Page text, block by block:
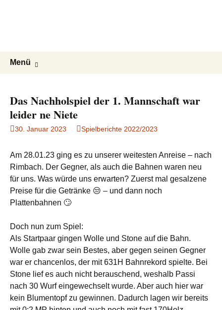
Menü
Das Nachholspiel der 1. Mannschaft war
leider ne Niete
30. Januar 2023 Spielberichte 2022/2023
Am 28.01.23 ging es zu unserer weitesten Anreise – nach
Rimbach. Der Gegner, als auch die Bahnen waren neu
für uns. Was würde uns erwarten? Zuerst mal gesalzene
Preise für die Getränke 😒 – und dann noch
Plattenbahnen 🙄
Doch nun zum Spiel:
Als Startpaar gingen Wolle und Stone auf die Bahn.
Wolle gab zwar sein Bestes, aber gegen seinen Gegner
war er chancenlos, der mit 631H Bahnrekord spielte. Bei
Stone lief es auch nicht berauschend, weshalb Passi
nach 30 Wurf eingewechselt wurde. Aber auch hier war
kein Blumentopf zu gewinnen. Dadurch lagen wir bereits